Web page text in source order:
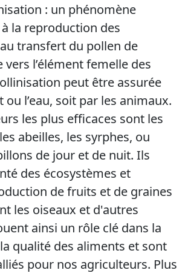
: un phénomène
la reproduction des
transfert du pollen de
vers l’élément femelle des
peut être assurée
ou l’eau, soit par les animaux.
les plus efficaces sont les
abeilles, les syrphes, ou
de jour et de nuit. Ils
des écosystèmes et
de fruits et de graines
les oiseaux et d'autres
ainsi un rôle clé dans la
qualité des aliments et sont
pour nos agriculteurs. Plus